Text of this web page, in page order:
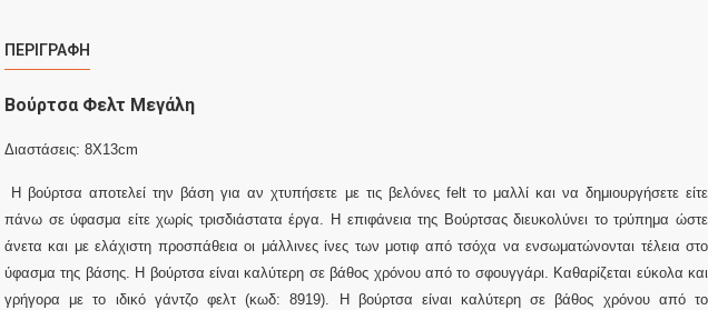
ΠΕΡΙΓΡΑΦΉ
Βούρτσα Φελτ Μεγάλη
Διαστάσεις: 8Χ13cm
Η βούρτσα αποτελεί την βάση για αν χτυπήσετε με τις βελόνες felt το μαλλί και να δημιουργήσετε είτε
πάνω σε ύφασμα είτε χωρίς τρισδιάστατα έργα. Η επιφάνεια της Βούρτσας διευκολύνει το τρύπημα ώστε
άνετα και με ελάχιστη προσπάθεια οι μάλλινες ίνες των μοτιφ από τσόχα να ενσωματώνονται τέλεια στο
ύφασμα της βάσης. Η βούρτσα είναι καλύτερη σε βάθος χρόνου από το σφουγγάρι. Καθαρίζεται εύκολα και
γρήγορα με το ιδικό γάντζο φελτ (κωδ: 8919). Η βούρτσα είναι καλύτερη σε βάθος χρόνου από το